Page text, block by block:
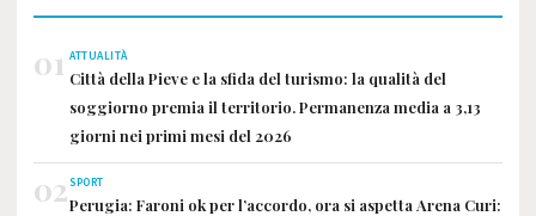
01 ATTUALITÀ
Città della Pieve e la sfida del turismo: la qualità del
soggiorno premia il territorio. Permanenza media a 3,13
giorni nei primi mesi del 2026
02SPORT
Perugia: Faroni ok per l’accordo, ora si aspetta Arena Curi: